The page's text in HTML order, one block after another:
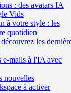
: des avatars IA
Vids
à votre style : les
quotidien
les
e-mails à l'IA avec
nouvelles
à activer